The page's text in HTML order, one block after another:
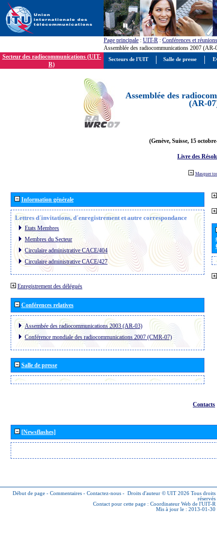
Page principale : UIT-R : Conférences et réunions
Assemblée des radiocommunications 2007 (AR-
Secteur des radiocommunications (UIT-
R)
Assemblée des
(AR-
(Genève, Suisse, 15
Livre des
Masquer
Information générale
Lettres d´invitations, d´enregistrement et autre correspondance
Etats Membres
Membres du Secteur
Circulaire administrative CACE/404
Circulaire administrative CACE/427
Enregistrement des délégués
Conférences relatives
Assembée des radiocommunications 2003 (AR-03)
Conférence mondiale des radiocommunications 2007 (CMR-07)
Salle de presse
Contacts
[Newsflashes]
Début de page - Commentaires - Contactez-nous - Droits d'auteur © UIT 2026 Tous droits
réservés
Contact pour cette page : Coordinateur Web de l'UIT-R
Mis à jour le : 2013-01-30
Secteurs de l'UIT Salle de presse